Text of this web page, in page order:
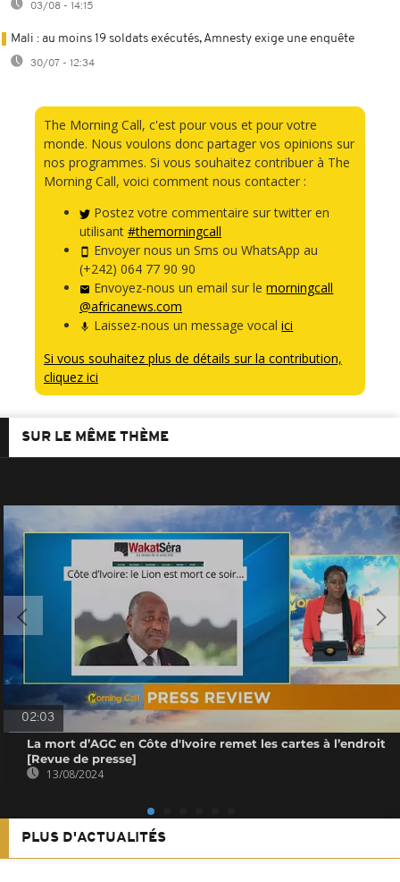
03/08 - 14:15
Mali : au moins 19 soldats exécutés, Amnesty exige une enquête
30/07 - 12:34
The Morning Call, c'est pour vous et pour votre
monde. Nous voulons donc partager vos opinions sur
nos programmes. Si vous souhaitez contribuer à The
Morning Call, voici comment nous contacter :
Postez votre commentaire sur twitter en
utilisant #themorningcall
Envoyer nous un Sms ou WhatsApp au
(+242) 064 77 90 90
Envoyez-nous un email sur lemorningcall
@africanews.com
Laissez-nous un message vocalici
Si vous souhaitez plus de détails sur la contribution,
cliquez ici
SUR LE MÊME THÈME
02:03
La mort d’AGC en Côte d'Ivoire remet les cartes à l’endroit
[Revue de presse]
13/08/2024
PLUS D'ACTUALITÉS